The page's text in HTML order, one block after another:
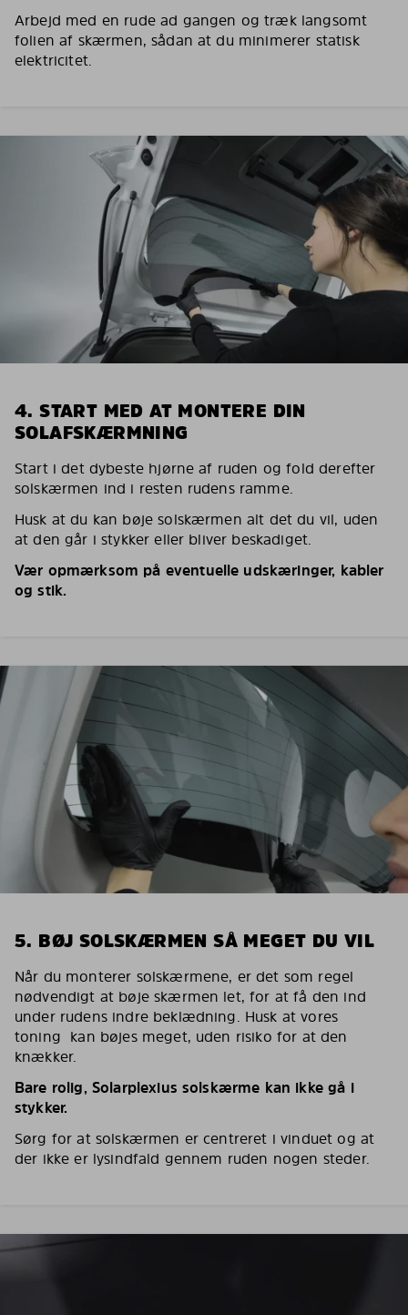
Arbejd med en rude ad gangen og træk langsomt
folien af skærmen, sådan at du minimerer statisk
elektricitet.
4. START MED AT MONTERE DIN
SOLAFSKÆRMNING
Start i det dybeste hjørne af ruden og fold derefter
solskærmen ind i resten rudens ramme.
Husk at du kan bøje solskærmen alt det du vil, uden
at den går i stykker eller bliver beskadiget.
Vær opmærksom på eventuelle udskæringer, kabler
og stik.
5. BØJ SOLSKÆRMEN SÅ MEGET DU VIL
Når du monterer solskærmene, er det som regel
nødvendigt at bøje skærmen let, for at få den ind
under rudens indre beklædning. Husk at vores
toning kan bøjes meget, uden risiko for at den
knækker.
Bare rolig, Solarplexius solskærme kan ikke gå i
stykker.
Sørg for at solskærmen er centreret i vinduet og at
der ikke er lysindfald gennem ruden nogen steder.